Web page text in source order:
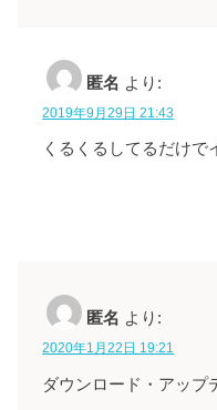
匿名 より:
2019年9月29日 21:43
くるくるしてるだけで
匿名 より:
2020年1月22日 19:21
ダウンロード・アップ